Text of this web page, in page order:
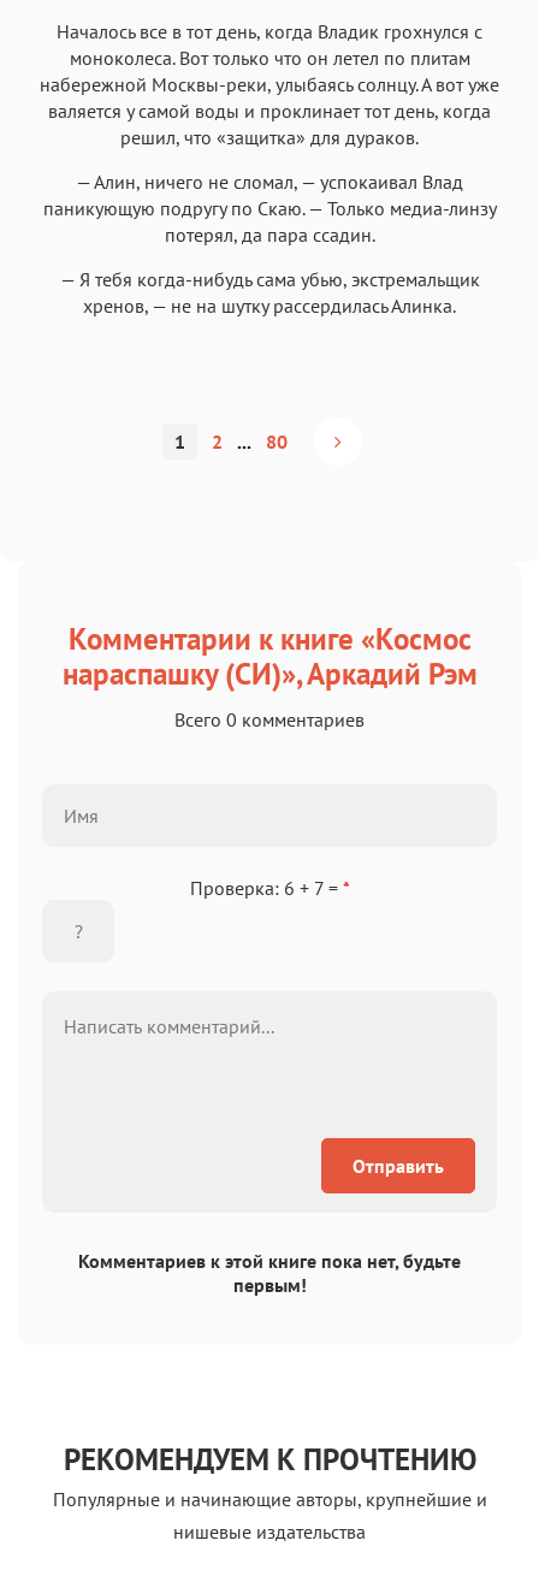
Началось все в тот день, когда Владик грохнулся с
моноколеса. Вот только что он летел по плитам
набережной Москвы-реки, улыбаясь солнцу. А вот уже
валяется у самой воды и проклинает тот день, когда
решил, что «защитка» для дураков.
— Алин, ничего не сломал, — успокаивал Влад
паникующую подругу по Скаю. — Только медиа-линзу
потерял, да пара ссадин.
— Я тебя когда-нибудь сама убью, экстремальщик
хренов, — не на шутку рассердилась Алинка.
1 2 ... 80
Комментарии к книге «Космос
нараспашку (СИ)», Аркадий Рэм
Всего 0 комментариев
Проверка: 6 + 7 = *
Отправить
Комментариев к этой книге пока нет, будьте
первым!
РЕКОМЕНДУЕМ К ПРОЧТЕНИЮ
Популярные и начинающие авторы, крупнейшие и
нишевые издательства